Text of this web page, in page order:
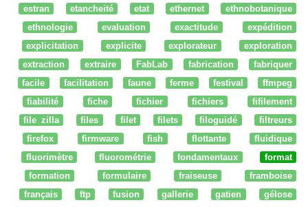
estran
etancheité etat ethernet
ethnobotanique
ethnologie
evaluation exactitude
expédition
explicitation
explicite explorateur
exploration
extraction
extraire FabLab fabrication
fabriquer
facile
facilitation faune ferme festival
ffmpeg
fiabilité
fiche fichier fichiers
fifilement
file zilla
files filet filets filoguidé
filtreurs
firefox
firmware fish flottante
fluidique
fluorimètre
fluorométrie fondamentaux
format
formation
formulaire fraiseuse
framboise
français
ftp fusion gallerie gatien gélose